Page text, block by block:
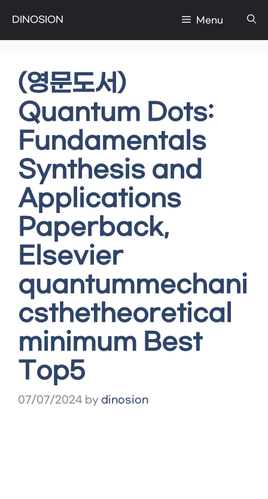
to
DINOSION Menu
(영문도서)
Quantum Dots:
Fundamentals
Synthesis and
Applications
Paperback,
Elsevier
quantummechani
csthetheoretical
minimum Best
Top5
07/07/2024 by dinosion